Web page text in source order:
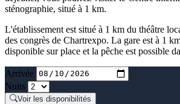
sténographie, situé à 1 km.
L'établissement est situé à 1 km du théâtre
des congrès de Chartrexpo. La gare est à 1
disponible sur place et la pêche est possible
Arrivée
Nuits
Voir les disponibilités